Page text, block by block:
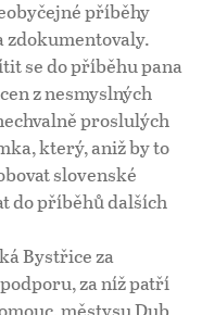
příběhy
zdokumentovaly.
se do příběhu pana
z nesmyslných
proslulých
který, aniž by to
slovenské
do příběhů dalších
Bystřice za
za níž patří